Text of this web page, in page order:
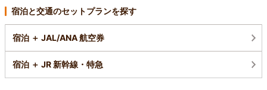
宿泊と交通のセットプランを探す
宿泊 ＋ JAL/ANA 航空券
宿泊 ＋ JR 新幹線・特急